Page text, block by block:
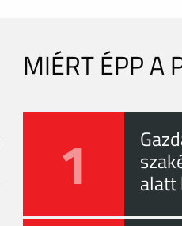
MIÉRT ÉPP A
1 alatt